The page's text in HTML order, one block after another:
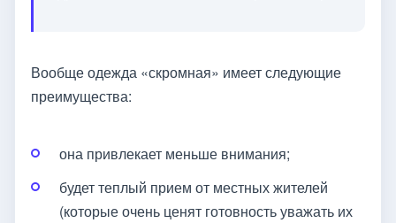
Вообще одежда «скромная» имеет следующие
преимущества:
она привлекает меньше внимания;
будет теплый прием от местных жителей
(которые очень ценят готовность уважать их